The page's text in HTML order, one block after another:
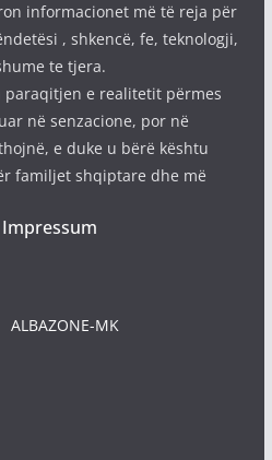
informacionet më të reja për
, shkencë, fe, teknologji,
te tjera.
paraqitjen e realitetit përmes
në senzacione, por në
e duke u bërë kështu
familjet shqiptare dhe më
ALBAZONE-MK